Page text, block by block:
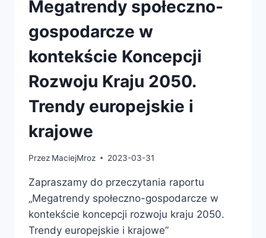
Megatrendy społeczno-
gospodarcze w
kontekście Koncepcji
Rozwoju Kraju 2050.
Trendy europejskie i
krajowe
Przez MaciejMroz 2023-03-31
Zapraszamy do przeczytania raportu
„Megatrendy społeczno-gospodarcze w
kontekście koncepcji rozwoju kraju 2050.
Trendy europejskie i krajowe”